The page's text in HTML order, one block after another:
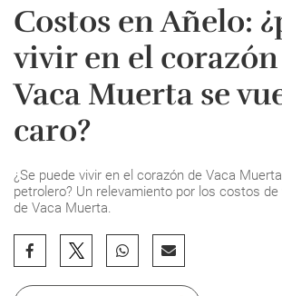
Costos en Añelo:
vivir en el
Vaca Muerta se
caro?
¿Se puede vivir en el corazón de Vaca
petrolero? Un relevamiento por los costos de
de Vaca Muerta.